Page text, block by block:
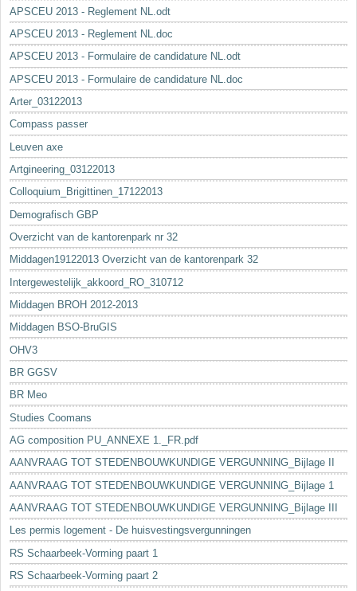
APSCEU 2013 - Reglement NL.odt
APSCEU 2013 - Reglement NL.doc
APSCEU 2013 - Formulaire de candidature NL.odt
APSCEU 2013 - Formulaire de candidature NL.doc
Arter_03122013
Compass passer
Leuven axe
Artgineering_03122013
Colloquium_Brigittinen_17122013
Demografisch GBP
Overzicht van de kantorenpark nr 32
Middagen19122013 Overzicht van de kantorenpark 32
Intergewestelijk_akkoord_RO_310712
Middagen BROH 2012-2013
Middagen BSO-BruGIS
OHV3
BR GGSV
BR Meo
Studies Coomans
AG composition PU_ANNEXE 1._FR.pdf
AANVRAAG TOT STEDENBOUWKUNDIGE VERGUNNING_Bijlage II
AANVRAAG TOT STEDENBOUWKUNDIGE VERGUNNING_Bijlage 1
AANVRAAG TOT STEDENBOUWKUNDIGE VERGUNNING_Bijlage III
Les permis logement - De huisvestingsvergunningen
RS Schaarbeek-Vorming paart 1
RS Schaarbeek-Vorming paart 2